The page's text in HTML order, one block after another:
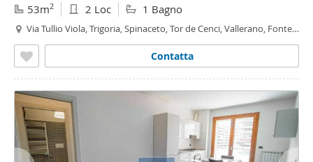
53m2 2 Loc 1 Bagno
Via Tullio Viola, Trigoria, Spinaceto, Tor de Cenci, Vallerano, Fonte
Contatta